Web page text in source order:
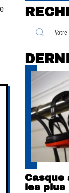
Casque
les plus